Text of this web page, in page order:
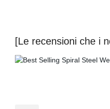
[Le recensioni che i